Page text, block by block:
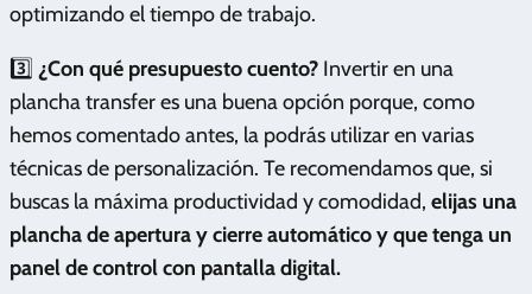
optimizando el tiempo de trabajo.
3️⃣ ¿Con qué presupuesto cuento? Invertir en una
plancha transfer es una buena opción porque, como
hemos comentado antes, la podrás utilizar en varias
técnicas de personalización. Te recomendamos que, si
buscas la máxima productividad y comodidad, elijas una
plancha de apertura y cierre automático y que tenga un
panel de control con pantalla digital.